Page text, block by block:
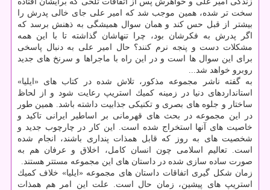
سخت تر شده، همین موجب شد كه امیر علی جای خالی پدرش را
بیشتر از قبل حس كند و همان سوال همیشگی به ذهنش برسد كه
اگر پدرش به فكرشان بود، چرا تنهاشان گذاشته تا با این همه
مشكلات دست و پنجه نرم كنند؟ حال امیر علی به دنبال پاسخی
برای این سوال ها است و در این راه با ماجراها و سرنخ های جدید
روبرو خواهد شد...
به گفته ناشر مجموعه مذكور، تلاش شده در كتاب های «ایلیا»
استانداردهای دنیا در زمینه كمیك استریپ رعایت شود و از لحاظ
ساختار و جلوه های بصری و تكنیكی جذابیت داشته باشد. همین طور
در این مجموعه در بحث های قهرمانی بر اساطیر ایرانی تاكید و
خاصیت های آنها استخراج شده است. این كار در چارچوب جدید و
شخصیت های به روز كه قابل همذات پنداری باشند، انجام شده
است. تعالیم اسلامی چون انسان كامل، اخلاق و عرفان هم به
صورت ساده سازی شده در داستان های این مجموعه مستتر هستند.
زمان شكل گیری اتفاقات داستان های مجموعه «ایلیا» خلاف كمیك
استریپ های پیشین، زمان حال است. علت این امر هم همذات